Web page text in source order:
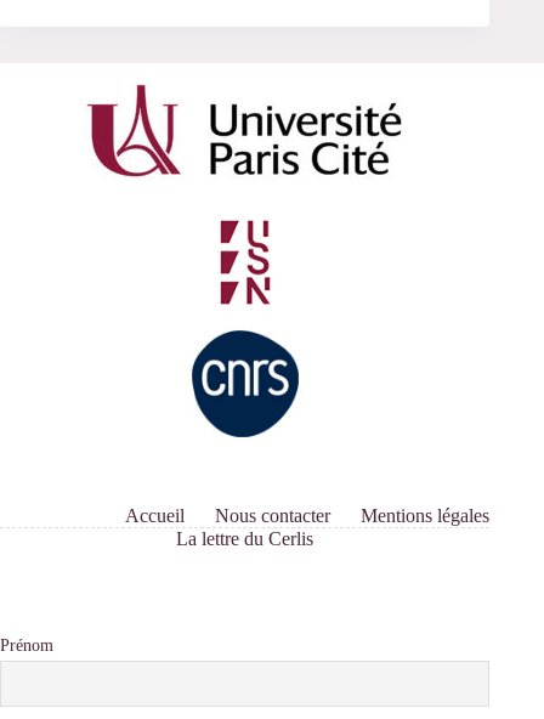
Accueil Nous contacter
Mentions légales
La lettre du Cerlis
Prénom